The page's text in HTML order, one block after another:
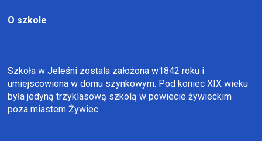
O szkole
Szkoła w Jeleśni została założona w1842 roku i
umiejscowiona w domu szynkowym. Pod koniec XIX wieku
była jedyną trzyklasową szkolą w powiecie żywieckim
poza miastem Żywiec.